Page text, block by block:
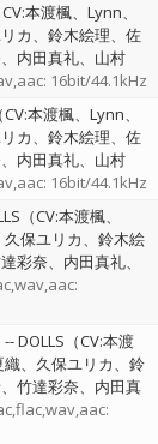
本渡楓、Lynn、
カ、鈴木絵理、佐
内田真礼、山村
16bit/44.1kHz
本渡楓、Lynn、
カ、鈴木絵理、佐
内田真礼、山村
16bit/44.1kHz
（CV:本渡楓、
保ユリカ、鈴木絵
彩奈、内田真礼、
--DOLLS（CV:本渡
、久保ユリカ、鈴
竹達彩奈、内田真